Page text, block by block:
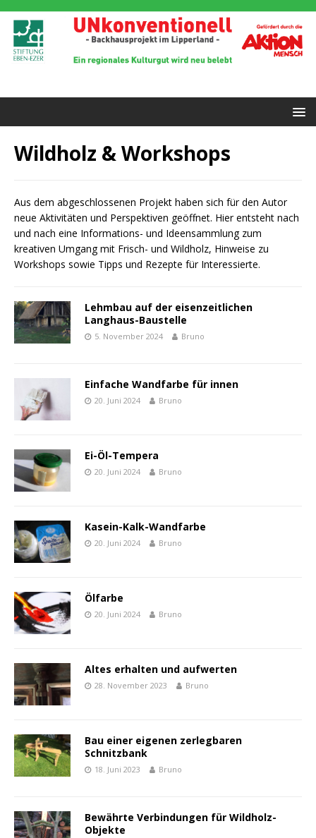
Wildholz & Workshops
Aus dem abgeschlossenen Projekt haben sich für den Autor
neue Aktivitäten und Perspektiven geöffnet. Hier entsteht nach
und nach eine Informations- und Ideensammlung zum
kreativen Umgang mit Frisch- und Wildholz, Hinweise zu
Workshops sowie Tipps und Rezepte für Interessierte.
Lehmbau auf der eisenzeitlichen
Langhaus-Baustelle
5. November 2024 Bruno
Einfache Wandfarbe für innen
20. Juni 2024 Bruno
Ei-Öl-Tempera
20. Juni 2024 Bruno
Kasein-Kalk-Wandfarbe
20. Juni 2024 Bruno
Ölfarbe
20. Juni 2024 Bruno
Altes erhalten und aufwerten
28. November 2023 Bruno
Bau einer eigenen zerlegbaren
Schnitzbank
18. Juni 2023 Bruno
Bewährte Verbindungen für Wildholz-
Objekte